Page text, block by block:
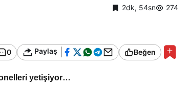
2dk, 54sn 274
0 Paylaş Beğen
yetişiyor…
Genel